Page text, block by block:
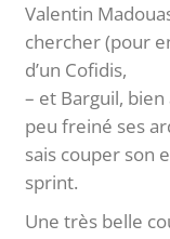
Valentin
chercher (pour
d’un Cofidis,
– et Barguil,
peu freiné ses
sais couper son
sprint.
Une très belle